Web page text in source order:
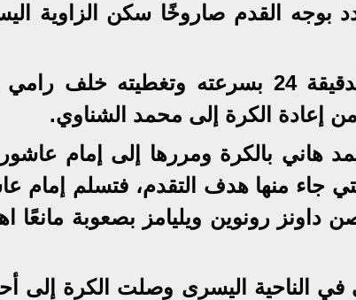
بوجه القدم صاروخًا سكن الزاوية
تألق محمد هاني في الدقيقة 24 بسرعته
إعادة الكرة إلى محمد الشناوي.
33 تقدم محمد هاني بالكرة ومررها إلى إمام
جاء منها هدف التقدم، فتسلم إمام
رونوين ويليامز بصعوبة مانعًا
الناحية اليسرى وصلت الكرة إلى